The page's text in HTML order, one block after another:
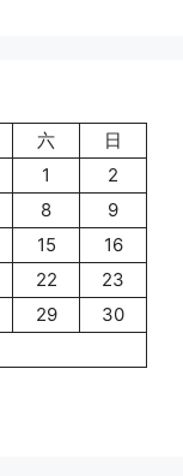
六
日
1
2
8
9
15
16
22
23
29
30